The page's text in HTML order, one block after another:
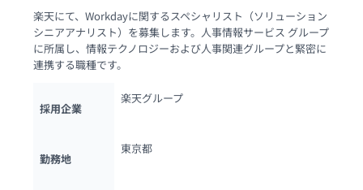
楽天にて、Workdayに関するスペシャリスト（ソリューション
シニアアナリスト）を募集します。人事情報サービス グループ
に所属し、情報テクノロジーおよび人事関連グループと緊密に
連携する職種です。
採用企業
楽天グループ
勤務地
東京都